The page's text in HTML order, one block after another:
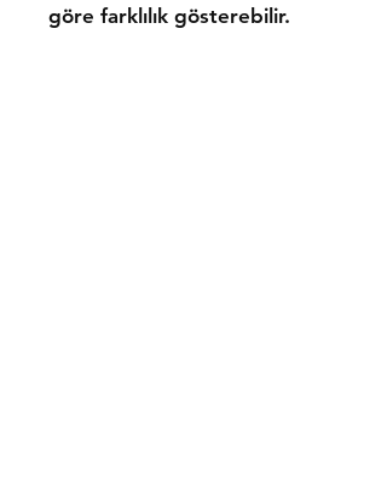
göre farklılık gösterebilir.